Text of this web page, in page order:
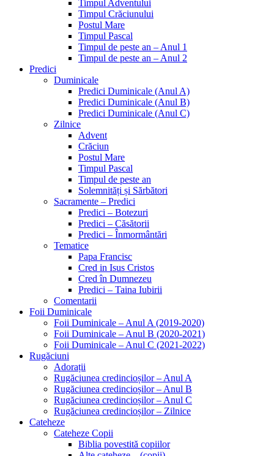
Timpul Adventului
Timpul Crăciunului
Postul Mare
Timpul Pascal
Timpul de peste an – Anul 1
Timpul de peste an – Anul 2
Predici
Duminicale
Predici Duminicale (Anul A)
Predici Duminicale (Anul B)
Predici Duminicale (Anul C)
Zilnice
Advent
Crăciun
Postul Mare
Timpul Pascal
Timpul de peste an
Solemnități și Sărbători
Sacramente – Predici
Predici – Botezuri
Predici – Căsătorii
Predici – Înmormântări
Tematice
Papa Francisc
Cred in Isus Cristos
Cred în Dumnezeu
Predici – Taina Iubirii
Comentarii
Foii Duminicale
Foii Duminicale – Anul A (2019-2020)
Foii Duminicale – Anul B (2020-2021)
Foii Duminicale – Anul C (2021-2022)
Rugăciuni
Adorații
Rugăciunea credincioșilor – Anul A
Rugăciunea credincioșilor – Anul B
Rugăciunea credincioșilor – Anul C
Rugăciunea credincioșilor – Zilnice
Cateheze
Cateheze Copii
Biblia povestită copiilor